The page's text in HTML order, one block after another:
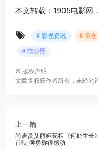
本文转载：1905电影网
# 影视资讯 # 倒仓
# 陈少熙
© 版权声明
文章版权归作者所有，未经允
上一篇
尚语贤艾丽娅亮相《何处生长》
首映 侯勇称很感动